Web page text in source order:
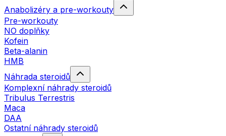
Anabolizéry a pre-workouty
Pre-workouty
NO doplňky
Kofein
Beta-alanin
HMB
Náhrada steroidů
Komplexní náhrady steroidů
Tribulus Terrestris
Maca
DAA
Ostatní náhrady steroidů